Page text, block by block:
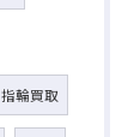
指輪買取